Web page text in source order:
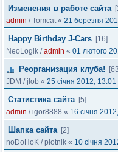
Изменения в работе сайта
admin /Tomcat« 21 березня
Happy Birthday J-Cars [16]
NeoLogik /admin « 01 лютого
Реорганизация клуба!
JDM /jlob « 25 січня 2012, 13:01
Статистика сайта [5]
admin /igor8888 « 16 січня
Шапка сайта [2]
noDoHoK /plotnik « 10 січня